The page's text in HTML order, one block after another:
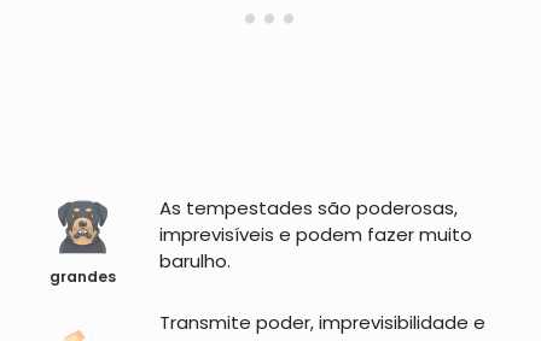
grandes
As tempestades são poderosas,
imprevisíveis e podem fazer muito
barulho.
Transmite poder, imprevisibilidade e